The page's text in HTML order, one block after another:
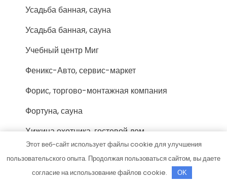
Усадьба банная, сауна
Усадьба банная, сауна
Учебный центр Миг
Феникс-Авто, сервис-маркет
Форис, торгово-монтажная компания
Фортуна, сауна
Хижина охотника, гостевой дом
Хоттабыч, сауна
Этот веб-сайт использует файлы cookie для улучшения
пользовательского опыта. Продолжая пользоваться сайтом, вы даете
согласие на использование файлов cookie.
OK